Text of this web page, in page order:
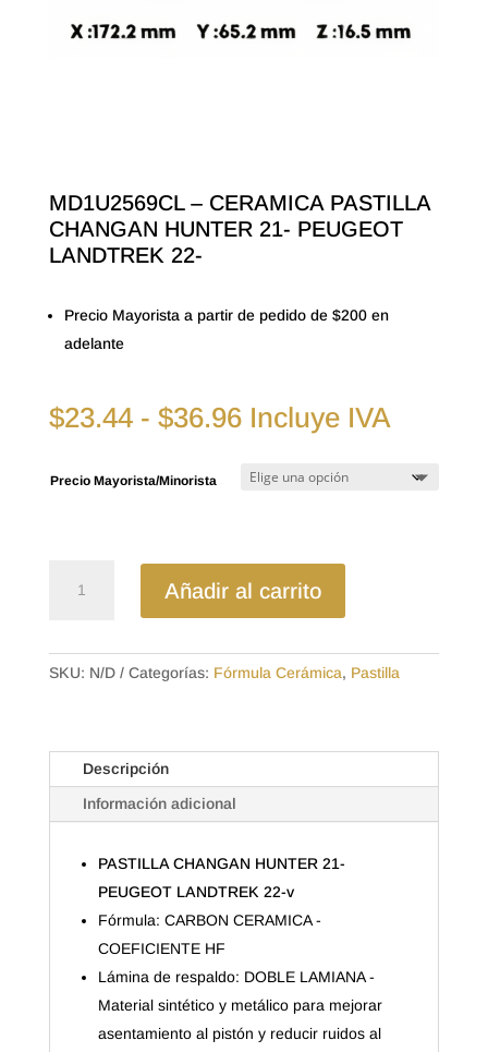
MD1U2569CL – CERAMICA PASTILLA
CHANGAN HUNTER 21- PEUGEOT
LANDTREK 22-
Precio Mayorista a partir de pedido de $200 en
adelante
$23.44 - $36.96Rango
precios:
desde
$36.96
Incluye IVA
Precio Mayorista/Minorista
CHANGAN
LANDTREK
cantidad
Añadir al carrito
SKU: N/D Categorías: Fórmula Cerámica, Pastilla
Descripción
Información adicional
PASTILLA CHANGAN HUNTER 21-
PEUGEOT LANDTREK 22-v
Fórmula: CARBON CERAMICA -
COEFICIENTE HF
Lámina de respaldo: DOBLE LAMIANA -
Material sintético y metálico para mejorar
asentamiento al pistón y reducir ruidos al